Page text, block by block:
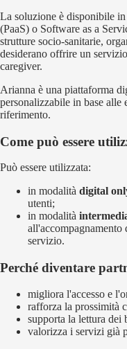
La soluzione è disponibile
(PaaS) o Software as a
strutture socio-sanitarie,
desiderano offrire un
caregiver.
Arianna è una piattaforma
personalizzabile in base alle
riferimento.
Come può essere
Può essere utilizzata:
in modalità digital
utenti;
in modalità
all'accompagnamento
servizio.
Perché diventare
migliora l'accesso e
rafforza la prossimità
supporta la lettura dei
valorizza i servizi già